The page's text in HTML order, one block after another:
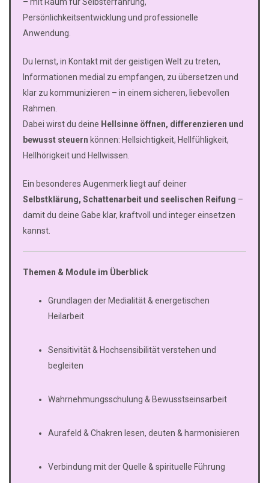
– mit Raum für Selbsterfahrung,
Persönlichkeitsentwicklung und professionelle
Anwendung.
Du lernst, in Kontakt mit der geistigen Welt zu treten,
Informationen medial zu empfangen, zu übersetzen und
klar zu kommunizieren – in einem sicheren, liebevollen
Rahmen.
Dabei wirst du deine Hellsinne öffnen, differenzieren und
bewusst steuern können: Hellsichtigkeit, Hellfühligkeit,
Hellhörigkeit und Hellwissen.
Ein besonderes Augenmerk liegt auf deiner
Selbstklärung, Schattenarbeit und seelischen Reifung –
damit du deine Gabe klar, kraftvoll und integer einsetzen
kannst.
Themen & Module im Überblick
Grundlagen der Medialität & energetischen
Heilarbeit
Sensitivität & Hochsensibilität verstehen und
begleiten
Wahrnehmungsschulung & Bewusstseinsarbeit
Aurafeld & Chakren lesen, deuten & harmonisieren
Verbindung mit der Quelle & spirituelle Führung